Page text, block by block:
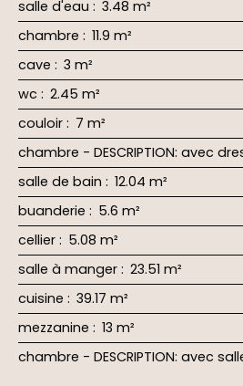
salle d'eau : 3.48 m²
chambre : 11.9 m²
cave : 3 m²
wc : 2.45 m²
couloir : 7 m²
chambre - DESCRIPTION: avec
salle de bain : 12.04 m²
buanderie : 5.6 m²
cellier : 5.08 m²
salle à manger : 23.51 m²
cuisine : 39.17 m²
mezzanine : 13 m²
chambre - DESCRIPTION: avec